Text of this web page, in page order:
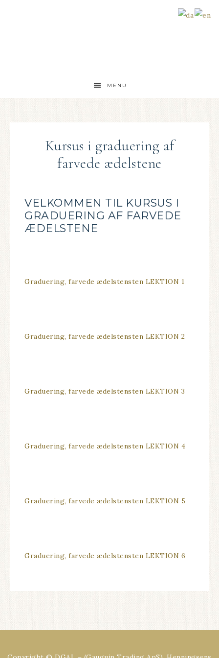
MENU
Kursus i graduering af
farvede ædelstene
VELKOMMEN TIL KURSUS I
GRADUERING AF FARVEDE
ÆDELSTENE
Graduering, farvede ædelstensten LEKTION 1
Graduering, farvede ædelstensten LEKTION 2
Graduering, farvede ædelstensten LEKTION 3
Graduering, farvede ædelstensten LEKTION 4
Graduering, farvede ædelstensten LEKTION 5
Graduering, farvede ædelstensten LEKTION 6